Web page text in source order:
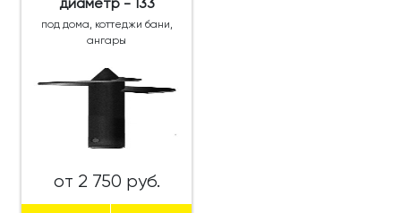
под дома, коттеджи бани,
ангары
от 2 750 руб.